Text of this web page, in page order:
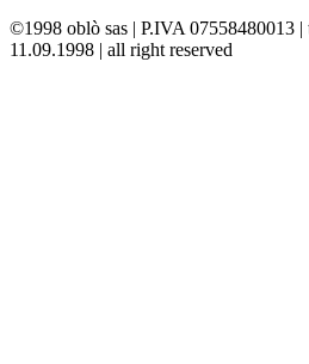
©1998 oblò sas | P.IVA 07558480013
11.09.1998 | all right reserved